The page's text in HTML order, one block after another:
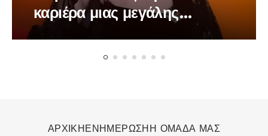
καριέρα μιας μεγάλης
τραγουδίστριας
ΑΡΧΙΚΗΕΝΗΜΕΡΩΣΗΗ ΟΜΑΔΑ ΜΑΣ